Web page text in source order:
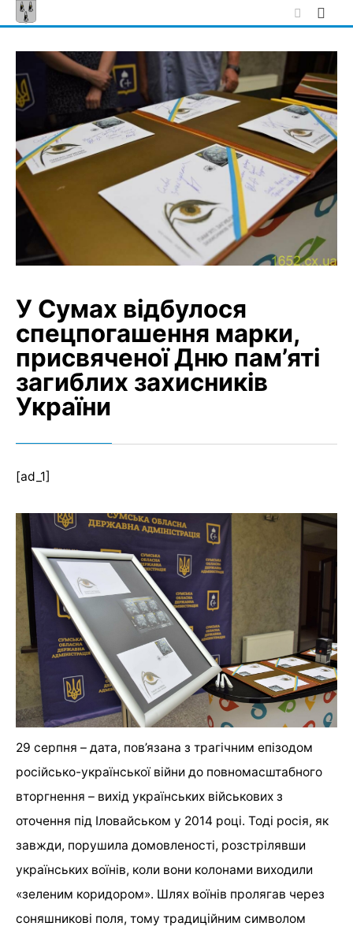
Skip
to
У Сумах відбулося
спецпогашення марки,
присвяченої Дню пам’яті
загиблих захисників
України
[ad_1]
29 серпня – дата, пов’язана з трагічним епізодом
російсько-української війни до повномасштабного
вторгнення – вихід українських військових з
оточення під Іловайськом у 2014 році. Тоді росія, як
завжди, порушила домовленості, розстрілявши
українських воїнів, коли вони колонами виходили
«зеленим коридором». Шлях воїнів пролягав через
соняшникові поля, тому традиційним символом